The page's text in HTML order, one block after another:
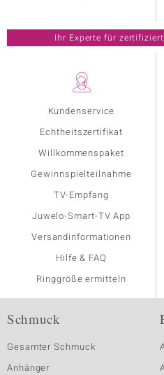
Kundenservice
Echtheitszertifikat
Willkommenspaket
Gewinnspielteilnahme
TV-Empfang
Juwelo-Smart-TV App
Versandinformationen
Hilfe & FAQ
Ringgröße ermitteln
Ihr Experte für
Schmuck
Gesamter Schmuck
Anhänger